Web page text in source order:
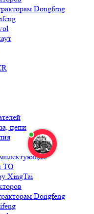
Dongfeng
цепи
ТО
XingTai
Dongfeng